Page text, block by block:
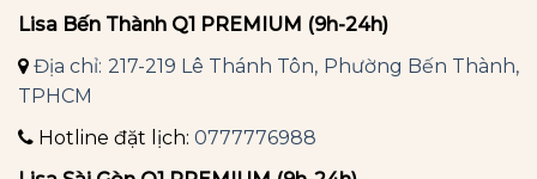
Lisa Bến Thành Q1 PREMIUM (9h-24h)
Địa chỉ: 217-219 Lê Thánh Tôn, Phường Bến Thành,
TPHCM
Hotline đặt lịch: 0777776988